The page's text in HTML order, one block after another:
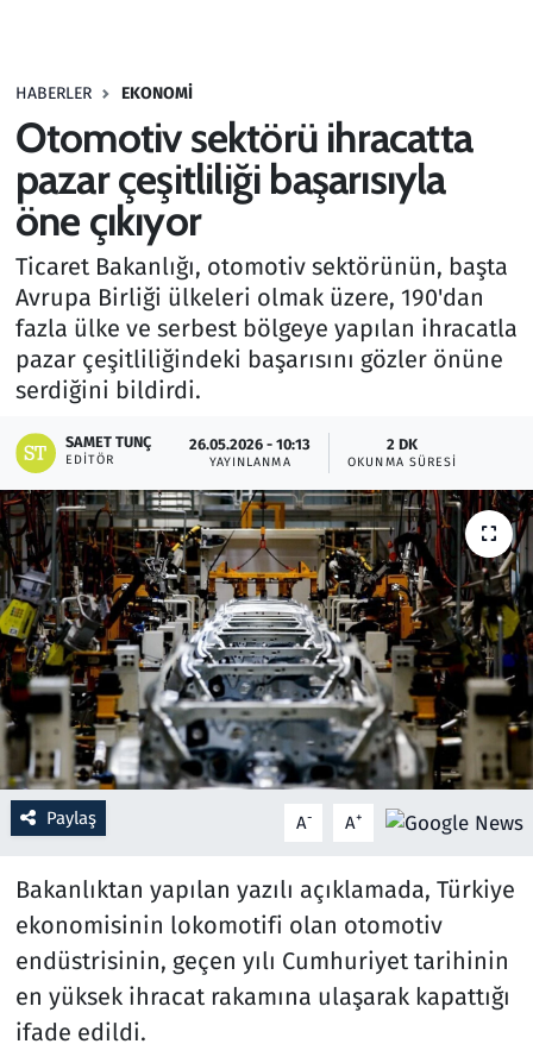
HABERLER EKONOMI
Otomotiv sektörü ihracatta
pazar çeşitliliği başarısıyla
öne çıkıyor
Ticaret Bakanlığı, otomotiv sektörünün, başta
Avrupa Birliği ülkeleri olmak üzere, 190'dan
fazla ülke ve serbest bölgeye yapılan ihracatla
pazar çeşitliliğindeki başarısını gözler önüne
serdiğini bildirdi.
SAMET TUNÇ
EDITÖR
26.05.2026 - 10:13
YAYINLANMA
2 DK
OKUNMA SÜRESI
Paylaş A- A+
Bakanlıktan yapılan yazılı açıklamada, Türkiye
ekonomisinin lokomotifi olan otomotiv
endüstrisinin, geçen yılı Cumhuriyet tarihinin
en yüksek ihracat rakamına ulaşarak kapattığı
ifade edildi.
Haber
Kültür Sanat
Kurumsal Haberler
Lezzet Durağı
Memur ve Kamu
Otomobil
Oyun
Ramazan
Resmi İlanlar
Rüya Tabirleri
Sağlık
Savunma Sanayi
Seçim 2023
Spor
Teknoloji ve Bilim
Televizyon